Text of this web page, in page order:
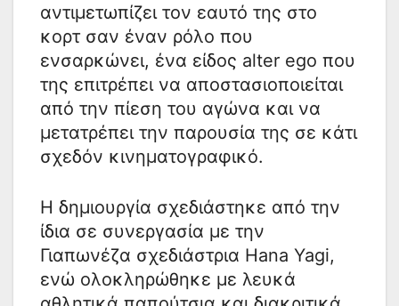
αντιμετωπίζει τον εαυτό της στο
κορτ σαν έναν ρόλο που
ενσαρκώνει, ένα είδος alter ego που
της επιτρέπει να αποστασιοποιείται
από την πίεση του αγώνα και να
μετατρέπει την παρουσία της σε κάτι
σχεδόν κινηματογραφικό.
Η δημιουργία σχεδιάστηκε από την
ίδια σε συνεργασία με την
Γιαπωνέζα σχεδιάστρια Ηana Yagi,
ενώ ολοκληρώθηκε με λευκά